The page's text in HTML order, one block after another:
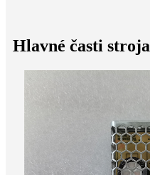
Hlavné časti stroja